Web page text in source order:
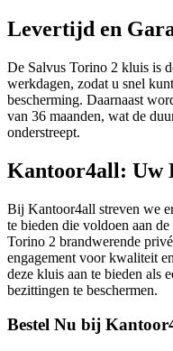
Levertijd en
De Salvus Torino 2 kluis is
werkdagen, zodat u snel
bescherming. Daarnaast
van 36 maanden, wat de
onderstreept.
Kantoor4all: Uw
Bij Kantoor4all streven we
te bieden die voldoen aan
Torino 2 brandwerende
engagement voor kwaliteit
deze kluis aan te bieden als
bezittingen te beschermen.
Bestel Nu bij